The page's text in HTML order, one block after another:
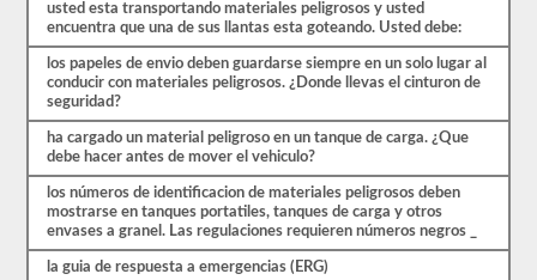
TSA
ser
aprobado
para
llevar
una
aprobación
de
HazMat.
Nuestra
prueba
se
usted esta transportando materiales peligrosos y usted
encuentra que una de sus llantas esta goteando. Usted debe:
los papeles de envio deben guardarse siempre en un solo lugar al
conducir con materiales peligrosos. ¿Donde llevas el cinturon de
seguridad?
ha cargado un material peligroso en un tanque de carga. ¿Que
debe hacer antes de mover el vehiculo?
los números de identificacion de materiales peligrosos deben
mostrarse en tanques portatiles, tanques de carga y otros
envases a granel. Las regulaciones requieren números negros _
la guia de respuesta a emergencias (ERG)